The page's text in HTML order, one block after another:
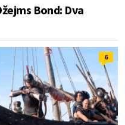
Bond: Dva
6